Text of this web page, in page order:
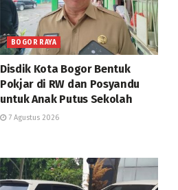
BOGOR RAYA
Disdik Kota Bogor Bentuk
Pokjar di RW dan Posyandu
untuk Anak Putus Sekolah
7 Agustus 2026